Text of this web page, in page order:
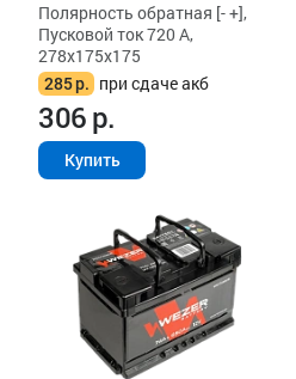
Полярность обратная [- +],
Пусковой ток 720 А,
278x175x175
285р. при сдаче акб
306р.
Купить